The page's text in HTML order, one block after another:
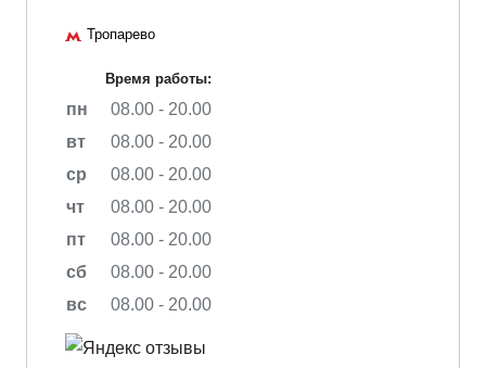
Тропарево
Время работы:
пн
08.00 - 20.00
вт
08.00 - 20.00
ср
08.00 - 20.00
чт
08.00 - 20.00
пт
08.00 - 20.00
сб
08.00 - 20.00
вс
08.00 - 20.00